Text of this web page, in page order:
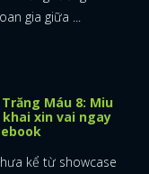
gia giữa ...
Máu 8: Miu
khai xin vai ngay
kể từ showcase